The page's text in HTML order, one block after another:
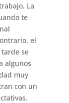
La
te
el
se
algunos
muy
con un